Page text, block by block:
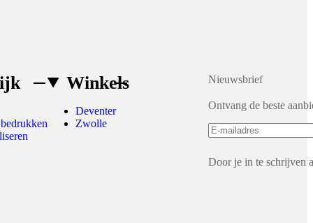
Winkels
Deventer
Zwolle
Nieuwsbrief
Ontvang de beste
Door je in te schrijven